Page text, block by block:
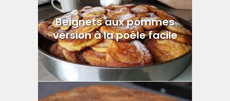
Beignets aux pommes
version à la poêle facile